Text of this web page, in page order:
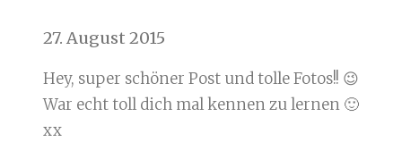
27. August 2015
Hey, super schöner Post und tolle Fotos!! 😉
War echt toll dich mal kennen zu lernen 🙂
xx